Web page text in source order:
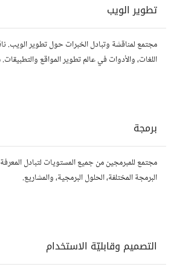
تطوير الويب
مجتمع لمناقشة وتبادل الخبرات حول تطوير الويب.
اللغات، والأدوات في عالم تطوير المواقع
برمجة
مجتمع للمبرمجين من جميع المستويات لتبادل
البرمجة المختلفة، الحلول البرمجية، والمشاريع.
التصميم وقابليّة الاستخدام